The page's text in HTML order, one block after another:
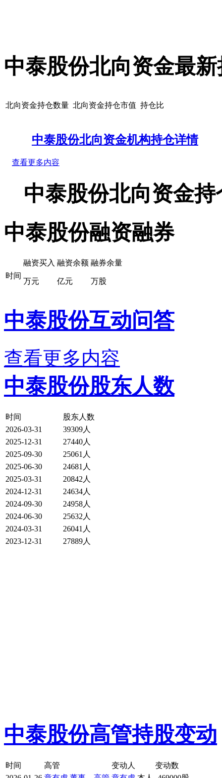
中泰股份北向资金最
北向资金持仓数量 北向资金持仓市值 持仓比
中泰股份北向资金机构持仓详情
查看更多内容
中泰股份北向资金持
中泰股份融资融券
时间
融资买入
万元
融资余额
亿元
融券余量
万股
中泰股份互动问答
查看更多内容
中泰股份股东人数
时间
股东人数
2026-03-31
39309人
2025-12-31
27440人
2025-09-30
25061人
2025-06-30
24681人
2025-03-31
20842人
2024-12-31
24634人
2024-09-30
24958人
2024-06-30
25632人
2024-03-31
26041人
2023-12-31
27889人
中泰股份高管持股变动
时间 高管 变动人
变动数